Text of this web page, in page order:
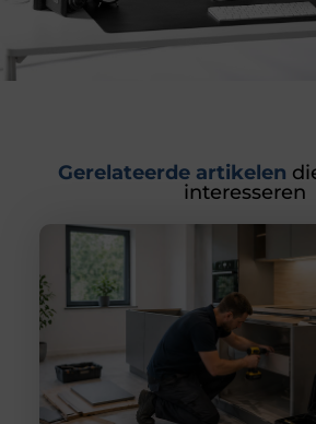
Gerelateerde artikelen
interesseren